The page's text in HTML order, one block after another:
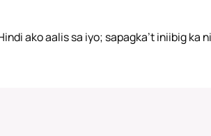
ako aalis sa iyo; sapagka’t iniibig ka